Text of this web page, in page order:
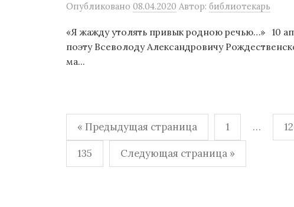
Опубликовано 08.04.2020 Автор: библиотекарь
«Я жажду утолять привык родною речью…» 10
поэту Всеволоду Александровичу
ма...
Навигация
по
записям
« Предыдущая страница 1 …
135 Следующая страница »